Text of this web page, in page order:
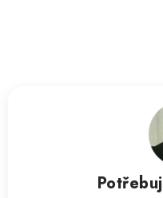
Kontakty